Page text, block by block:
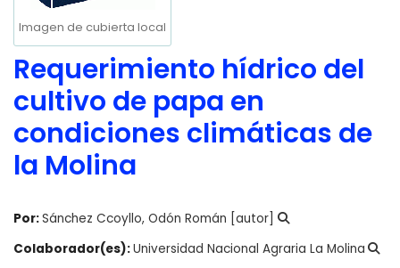
Imagen de cubierta local
Requerimiento hídrico del
cultivo de papa en
condiciones climáticas de
la Molina
Por:Sánchez Ccoyllo, Odón Román [autor]
Colaborador(es):Universidad Nacional Agraria La Molina